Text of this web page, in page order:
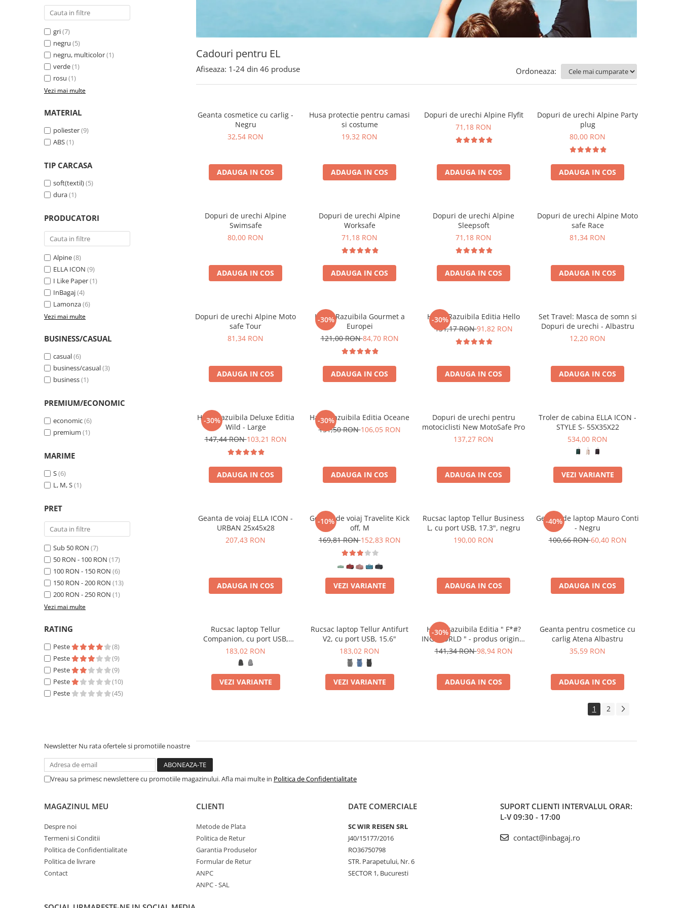
Business Travel
Reduceri bagaje
Cadouri pentru EL
gri(7)
negru (5)
negru, multicolor(1)
verde(1)
rosu (1)
Vezi mai multe
MATERIAL
poliester(9)
ABS(1)
TIP CARCASA
soft(textil)(5)
dura(1)
PRODUCATORI
Alpine(8)
ELLA ICON (9)
I Like Paper(1)
InBagaj(4)
Lamonza(6)
Vezi mai multe
BUSINESS/CASUAL
casual(6)
business/casual(3)
business(1)
PREMIUM/ECONOMIC
economic(6)
premium (1)
MARIME
S(6)
L, M, S(1)
PRET
Sub 50 RON (7)
50 RON - 100 RON (17)
100 RON - 150 RON (6)
150 RON - 200 RON (13)
200 RON - 250 RON (1)
Vezi mai multe
RATING
Peste
(8)
Peste
(9)
Peste
(9)
Peste
(10)
Peste
(45)
Afiseaza: 1-24 din 46 produse Ordoneaza:
Geanta cosmetice cu carlig -
Negru
32,54 RON
ADAUGA IN COS
Husa protectie pentru camasi
si costume
19,32 RON
ADAUGA IN COS
Dopuri de urechi Alpine Flyfit
71,18 RON
ADAUGA IN COS
Dopuri de urechi Alpine Party
plug
80,00 RON
ADAUGA IN COS
Dopuri de urechi Alpine
Swimsafe
80,00 RON
ADAUGA IN COS
Dopuri de urechi Alpine
Worksafe
71,18 RON
ADAUGA IN COS
Dopuri de urechi Alpine
Sleepsoft
71,18 RON
ADAUGA IN COS
Dopuri de urechi Alpine Moto
safe Race
81,34 RON
ADAUGA IN COS
Dopuri de urechi Alpine Moto
safe Tour
81,34 RON
ADAUGA IN COS
-30%
Harta Razuibila Gourmet a
Europei
121,00 RON84,70 RON
ADAUGA IN COS
-30%
Harta Razuibila Editia Hello
131,17 RON91,82 RON
ADAUGA IN COS
Set Travel: Masca de somn si
Dopuri de urechi - Albastru
12,20 RON
ADAUGA IN COS
-30%
Harta razuibila Deluxe Editia
Wild - Large
147,44 RON103,21 RON
ADAUGA IN COS
-30%
Harta razuibila Editia Oceane
151,50 RON106,05 RON
ADAUGA IN COS
Dopuri de urechi pentru
motociclisti New MotoSafe Pro
137,27 RON
ADAUGA IN COS
Troler de cabina ELLA ICON -
STYLE S- 55X35X22
534,00 RON
VEZI VARIANTE
Geanta de voiaj ELLA ICON -
URBAN 25x45x28
207,43 RON
ADAUGA IN COS
-10%
Geanta de voiaj Travelite Kick
off, M
169,81 RON152,83 RON
VEZI VARIANTE
Rucsac laptop Tellur Business
L, cu port USB, 17.3", negru
190,00 RON
ADAUGA IN COS
-40%
Geanta de laptop Mauro Conti
- Negru
100,66 RON60,40 RON
ADAUGA IN COS
Rucsac laptop Tellur
Companion, cu port USB,
15.6"
183,02 RON
VEZI VARIANTE
Rucsac laptop Tellur Antifurt
V2, cu port USB, 15.6"
183,02 RON
VEZI VARIANTE
-30%
Harta razuibila Editia " F*#?
ING WORLD " - produs original
Luckies London
141,34 RON98,94 RON
ADAUGA IN COS
Geanta pentru cosmetice cu
carlig Atena Albastru
35,59 RON
ADAUGA IN COS
1 2
Newsletter Nu rata ofertele si promotiile noastre
Vreau sa primesc newslettere cu promotiile magazinului. Afla mai multe in Politica de Confidentialitate
MAGAZINUL MEU
Despre noi
Termeni si Conditii
Politica de Confidentialitate
Politica de livrare
Contact
CLIENTI
Metode de Plata
Politica de Retur
Garantia Produselor
Formular de Retur
ANPC
ANPC - SAL
DATE COMERCIALE
SC WIR REISEN SRL
J40/15177/2016
RO36750798
STR. Parapetului, Nr. 6
SECTOR 1, Bucuresti
SUPORT CLIENTI INTERVALUL ORAR:
L-V 09:30 - 17:00
contact@inbagaj.ro